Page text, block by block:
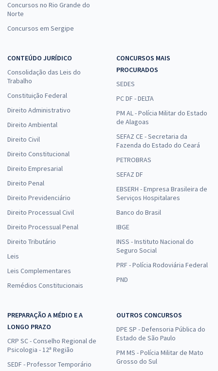
Concursos no Rio Grande do
Norte
Concursos em Sergipe
CONTEÚDO JURÍDICO
Consolidação das Leis do
Trabalho
Constituição Federal
Direito Administrativo
Direito Ambiental
Direito Civil
Direito Constitucional
Direito Empresarial
Direito Penal
Direito Previdenciário
Direito Processual Civil
Direito Processual Penal
Direito Tributário
Leis
Leis Complementares
Remédios Constitucionais
CONCURSOS MAIS
PROCURADOS
SEDES
PC DF - DELTA
PM AL - Polícia Militar do Estado
de Alagoas
SEFAZ CE - Secretaria da
Fazenda do Estado do Ceará
PETROBRAS
SEFAZ DF
EBSERH - Empresa Brasileira de
Serviços Hospitalares
Banco do Brasil
IBGE
INSS - Instituto Nacional do
Seguro Social
PRF - Polícia Rodoviária Federal
PND
PREPARAÇÃO A MÉDIO E A
LONGO PRAZO
CRP SC - Conselho Regional de
Psicologia - 12ª Região
SEDF - Professor Temporário
OUTROS CONCURSOS
DPE SP - Defensoria Pública do
Estado de São Paulo
PM MS - Polícia Militar de Mato
Grosso do Sul